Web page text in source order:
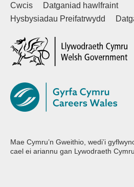
Cwcis
Datganiad hawlfraint
Hysbysiadau Preifatrwydd
Mae Cymru’n Gweithio, wedi’i
cael ei ariannu gan Lywodraeth Cymru.